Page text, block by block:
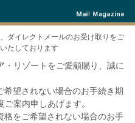
ダイレクトメールのお受け取りをご
たしております
リゾートをご愛顧賜り、誠に
希望されない場合のお手続き期
案内申しあげます。
格をご希望されない場合のお手